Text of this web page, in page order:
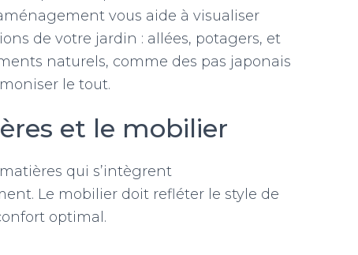
vous aide à visualiser
de votre jardin : allées, potagers, et
naturels, comme des pas japonais
le tout.
et le mobilier
qui s’intègrent
Le mobilier doit refléter le style de
optimal.